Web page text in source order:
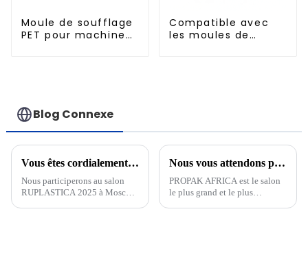
Moule de soufflage
PET pour machine
Compatible avec
les moules de
Blog Connexe
Vous êtes cordialement invité à assister à RUPLASTICA à Moscou, Russie, du 21 au 24 janvier 2025 !
Nous participerons au salon
RUPLASTICA 2025 à Moscou,
Nous vous attendons pour nous rendre visite à PROPAK AFRICA 2025 en Afrique du Sud
PROPAK AFRICA est le salon
le plus grand et le plus